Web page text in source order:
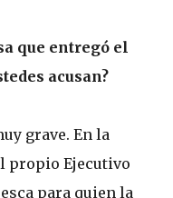
que entregó el
acusan?
grave. En la
propio Ejecutivo
para quien la